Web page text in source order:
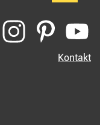
Kontakt